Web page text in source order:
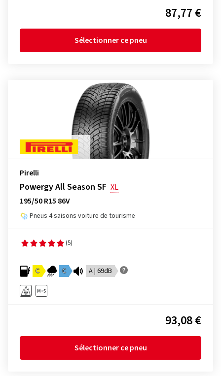
87,77 €
Sélectionner ce pneu
Pirelli
Powergy All Season SF XL
195/50 R15 86V
Pneus 4 saisons voiture de tourisme
(5)
C C A | 69dB
93,08 €
Sélectionner ce pneu